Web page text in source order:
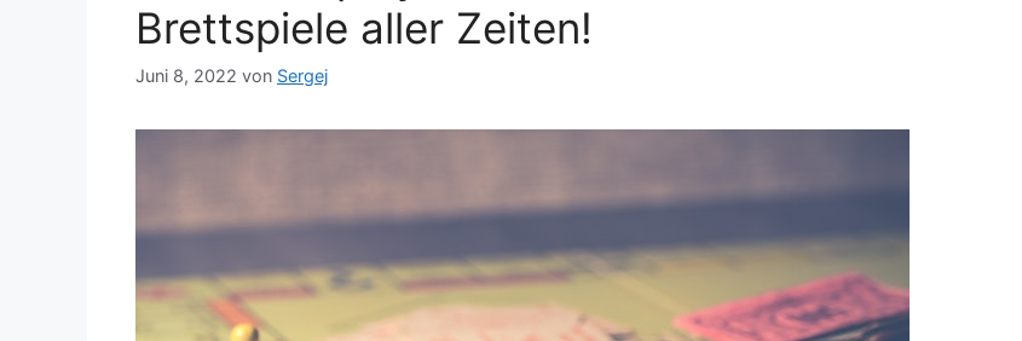
Brettspiele aller Zeiten!
Juni 8, 2022 von Sergej